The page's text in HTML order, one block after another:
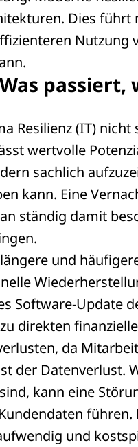
Dies führt
Nutzung
passiert,
Resilienz (IT)
wertvolle
sachlich
kann. Eine
ständig damit
und
Software-Update
direkten
da
der Datenverlust.
kann eine
und